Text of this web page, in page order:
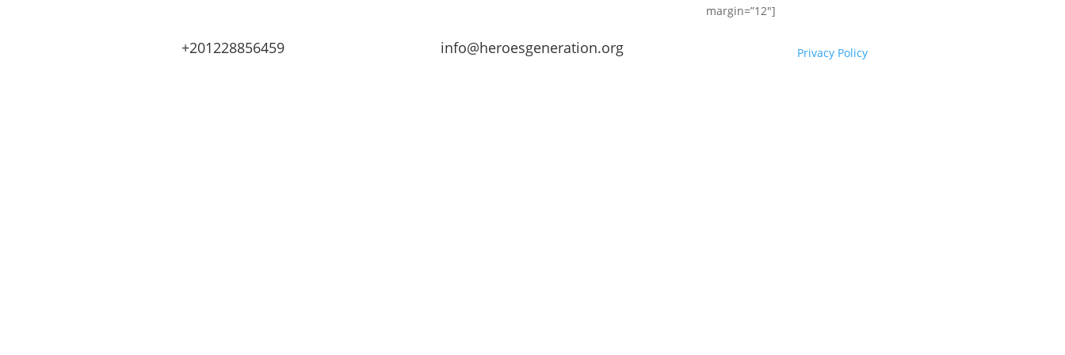
+201228856459 info@heroesgeneration.org
margin=”12″]
Privacy Policy